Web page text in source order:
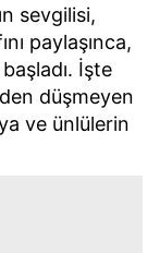
sevgilisi,
paylaşınca,
İşte
düşmeyen
ve ünlülerin